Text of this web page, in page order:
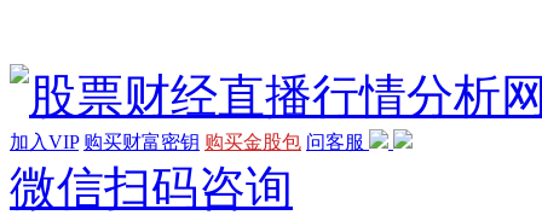
加入VIP 购买财富密钥 购买金股包 问客服
微信扫码咨询